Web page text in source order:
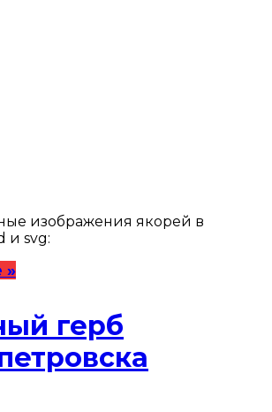
изображения якорей в
и svg:
»
герб